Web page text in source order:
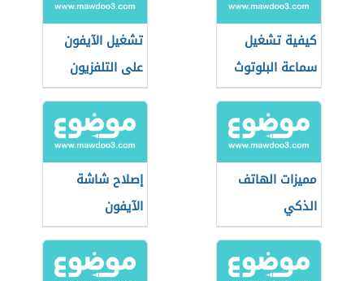
كيفية تشغيل
سماعة البلوتوث
تشغيل الآيفون
على التلفزيون
مميزات الهاتف
الذكي
إصلاح شاشة
الآيفون